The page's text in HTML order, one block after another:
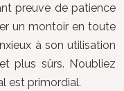
preuve de patience
un montoir en toute
à son utilisation
plus sûrs. N’oubliez
est primordial.